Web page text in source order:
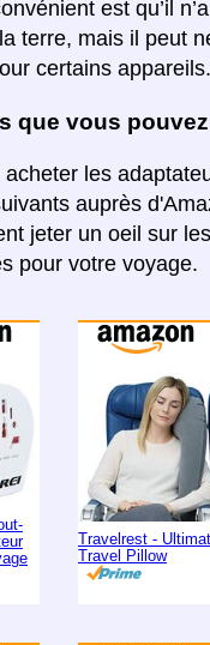
est qu’il
terre, mais il peut
certains appareils.
que vous
les
auprès
jeter un oeil sur
pour votre voyage.
Travelrest -
Travel Pillow